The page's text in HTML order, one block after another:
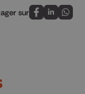
sur
Partagez sur
Partagez